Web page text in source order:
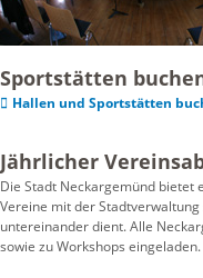
Sportstätten
Hallen und Sportstätten
Jährlicher
Die Stadt Neckargemünd bietet
Vereine mit der
untereinander dient. Alle
sowie zu Workshops eingeladen.